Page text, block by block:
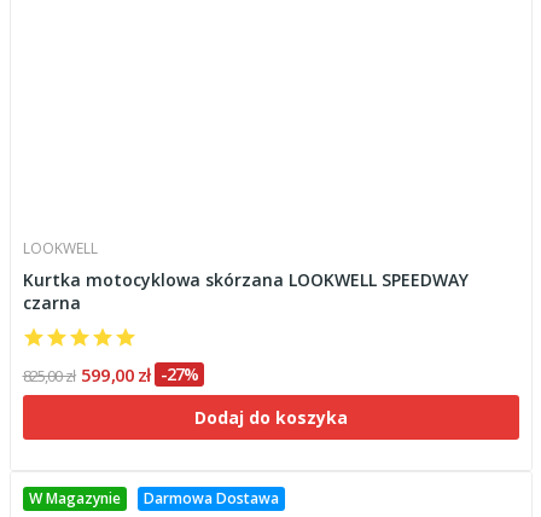
LOOKWELL
Kurtka motocyklowa skórzana LOOKWELL SPEEDWAY
czarna
825,00 zł 599,00 zł -27%
Dodaj do koszyka
W Magazynie Darmowa Dostawa